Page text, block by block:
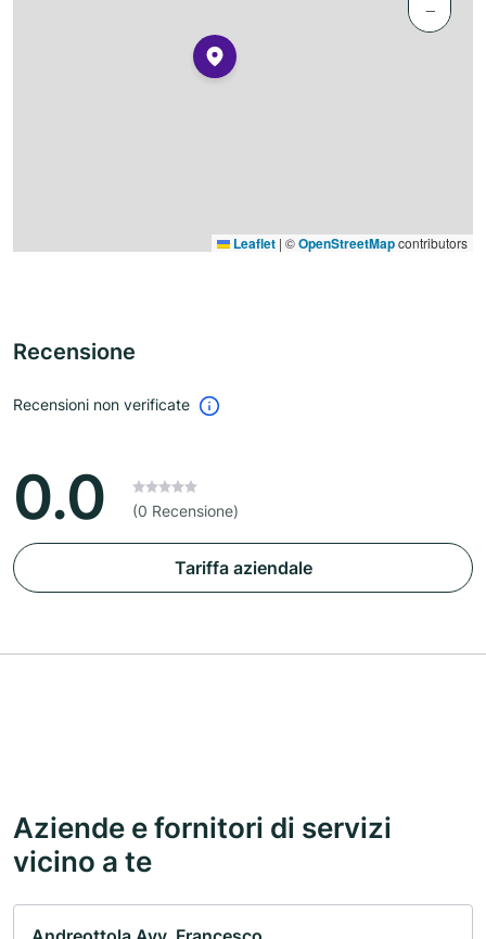
−
Leaflet | ©OpenStreetMapcontributors
Recensione
Recensioni non verificate
0.0 (0 Recensione)
Tariffa aziendale
Aziende e fornitori di servizi
vicino a te